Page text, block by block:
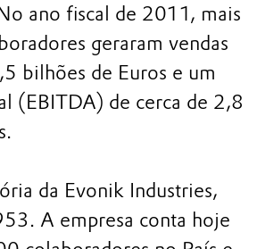
ano fiscal de 2011, mais
geraram vendas
bilhões de Euros e um
(EBITDA) de cerca de 2,8
da Evonik Industries,
A empresa conta hoje